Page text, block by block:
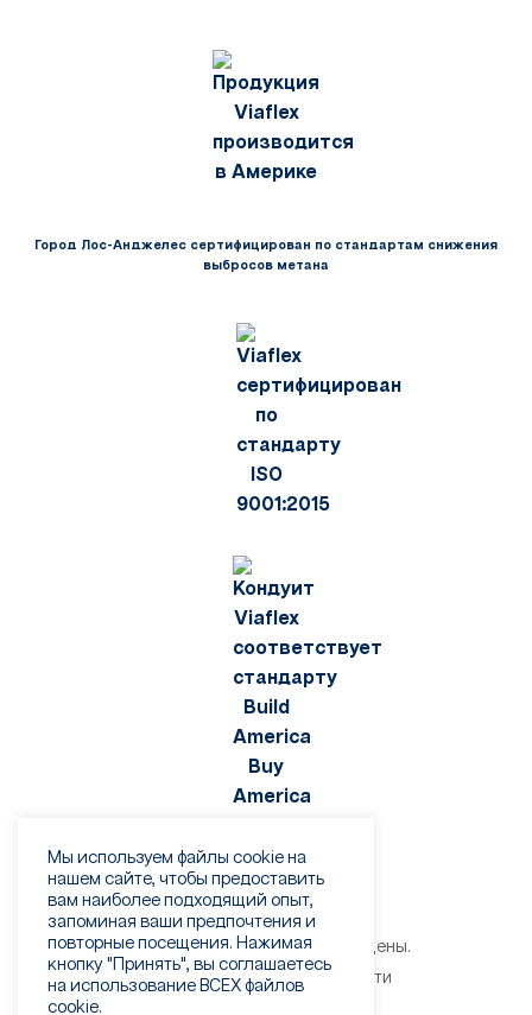
Город Лос-Анджелес сертифицирован по стандартам снижения
выбросов метана
©2026 Viaflex. Все права защищены.
Политика конфиденциальности
Мы используем файлы cookie на
нашем сайте, чтобы предоставить
вам наиболее подходящий опыт,
запоминая ваши предпочтения и
повторные посещения. Нажимая
кнопку "Принять", вы соглашаетесь
на использование ВСЕХ файлов
cookie.